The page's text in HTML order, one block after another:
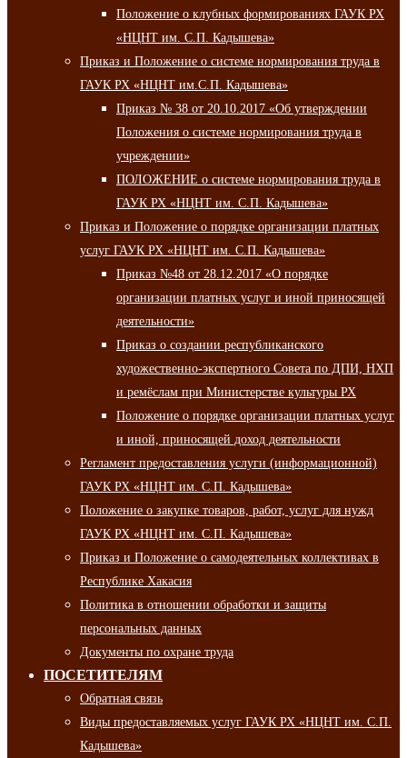
Положение о клубных формированиях ГАУК РХ
«НЦНТ им. С.П. Кадышева»
Приказ и Положение о системе нормирования труда в
ГАУК РХ «НЦНТ им.С.П. Кадышева»
Приказ № 38 от 20.10.2017 «Об утверждении
Положения о системе нормирования труда в
учреждении»
ПОЛОЖЕНИЕ о системе нормирования труда в
ГАУК РХ «НЦНТ им. С.П. Кадышева»
Приказ и Положение о порядке организации платных
услуг ГАУК РХ «НЦНТ им. С.П. Кадышева»
Приказ №48 от 28.12.2017 «О порядке
организации платных услуг и иной приносящей
деятельности»
Приказ о создании республиканского
художественно-экспертного Совета по ДПИ, НХП
и ремёслам при Министерстве культуры РХ
Положение о порядке организации платных услуг
и иной, приносящей доход деятельности
Регламент предоставления услуги (информационной)
ГАУК РХ «НЦНТ им. С.П. Кадышева»
Положение о закупке товаров, работ, услуг для нужд
ГАУК РХ «НЦНТ им. С.П. Кадышева»
Приказ и Положение о самодеятельных коллективах в
Республике Хакасия
Политика в отношении обработки и защиты
персональных данных
Документы по охране труда
ПОСЕТИТЕЛЯМ
Обратная связь
Виды предоставляемых услуг ГАУК РХ «НЦНТ им. С.П.
Кадышева»